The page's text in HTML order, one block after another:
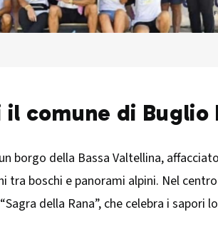
comune di Buglio
borgo della Bassa Valtellina,
tra boschi e panorami alpini. Nel
della Rana”, che celebra i sapori